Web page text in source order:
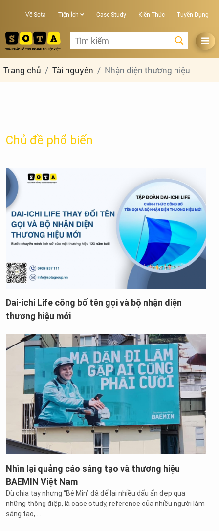
Về Sota Tiện Ích Case Study Kiến Thức Tuyển Dụng
Trang chủ Tài nguyên Nhận diện thương hiệu
Chủ đề phổ biến
Dai-ichi Life công bố tên gọi và bộ nhận diện
thương hiệu mới
Nhìn lại quảng cáo sáng tạo và thương hiệu
BAEMIN Việt Nam
Dù chia tay nhưng “Bé Min” đã để lại nhiều dấu ấn đẹp qua
những thông điệp, là case study, reference của nhiều người làm
sáng tạo,....